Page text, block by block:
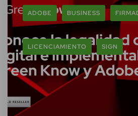
ADOBE BUSINESS
LICENCIAMIENTO SIGN